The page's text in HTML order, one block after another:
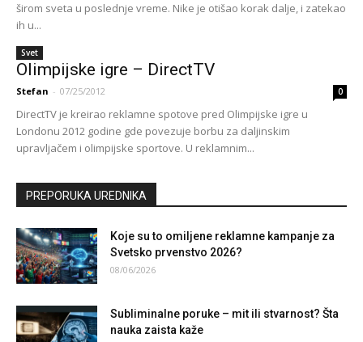
širom sveta u poslednje vreme. Nike je otišao korak dalje, i zatekao
ih u...
Svet
Olimpijske igre – DirectTV
Stefan - 07/25/2012 0
DirectTV je kreirao reklamne spotove pred Olimpijske igre u
Londonu 2012 godine gde povezuje borbu za daljinskim
upravljačem i olimpijske sportove. U reklamnim...
PREPORUKA UREDNIKA
Koje su to omiljene reklamne kampanje za
Svetsko prvenstvo 2026?
08/06/2026
Subliminalne poruke – mit ili stvarnost? Šta
nauka zaista kaže